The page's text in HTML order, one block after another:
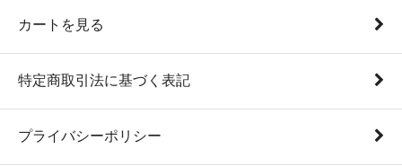
カートを見る
特定商取引法に基づく表記
プライバシーポリシー